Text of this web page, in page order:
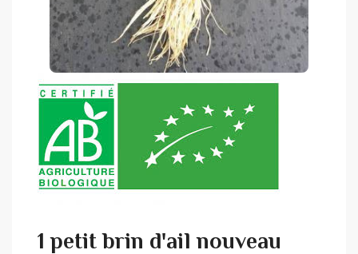
1 petit brin d'ail nouveau